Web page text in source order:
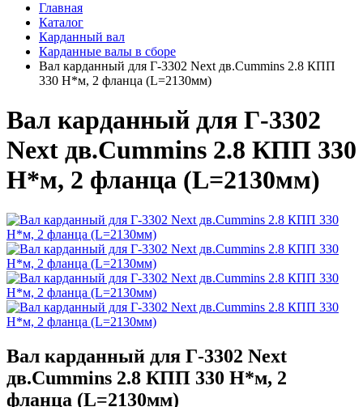
Главная
Каталог
Карданный вал
Карданные валы в сборе
Вал карданный для Г-3302 Next дв.Cummins 2.8 КПП
330 Н*м, 2 фланца (L=2130мм)
Вал карданный для Г-3302
Next дв.Cummins 2.8 КПП 330
Н*м, 2 фланца (L=2130мм)
Вал карданный для Г-3302 Next
дв.Cummins 2.8 КПП 330 Н*м, 2
фланца (L=2130мм)